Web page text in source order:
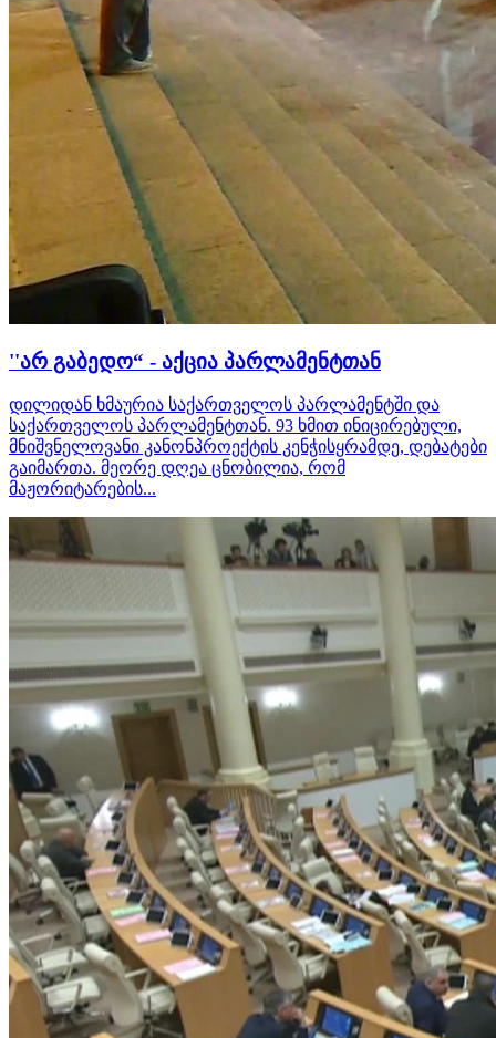
''არ გაბედო“ - აქცია პარლამენტთან
დილიდან ხმაურია საქართველოს პარლამენტში და
საქართველოს პარლამენტთან. 93 ხმით ინიცირებული,
მნიშვნელოვანი კანონპროექტის კენჭისყრამდე, დებატები
გაიმართა. მეორე დღეა ცნობილია, რომ
მაჟორიტარების...